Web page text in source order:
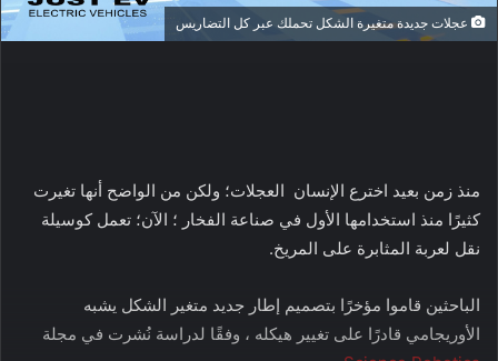
عجلات جديدة متغيرة الشكل تحملك عبر كل التضاريس
منذ زمن بعيد اخترع الإنسان العجلات؛ ولكن من الواضح أنها تغيرت
كثيرًا منذ استخدامها الأول في صناعة الفخار ؛ الآن؛ تعمل كوسيلة
نقل لعربة المثابرة على المريخ.
الباحثين قاموا مؤخرًا بتصميم إطار جديد متغير الشكل يشبه
الأوريجامي قادرًا على تغيير هيكله ، وفقًا لدراسة نُشرت في مجلة